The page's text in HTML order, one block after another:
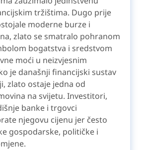
tržištima. Dugo prije
moderne burze i
zlato se smatralo pohranom
bogatstva i sredstvom
moći u neizvjesnim
je današnji financijski sustav
zlato ostaje jedna od
na svijetu. Investitori,
banke i trgovci
njegovu cijenu jer često
gospodarske, političke i